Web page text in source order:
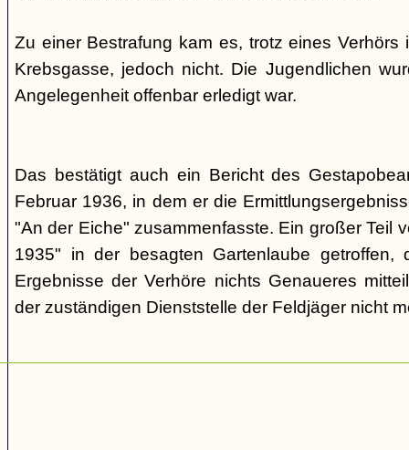
Zu einer Bestrafung kam es, trotz eines Verhörs
Krebsgasse, jedoch nicht. Die Jugendlichen
Angelegenheit offenbar erledigt war.
Das bestätigt auch ein Bericht des
Februar 1936, in dem er die
"An der Eiche" zusammenfasste. Ein großer Teil
1935" in der besagten Gartenlaube
Ergebnisse der Verhöre nichts Genaueres
der zuständigen Dienststelle der Feldjäger nicht